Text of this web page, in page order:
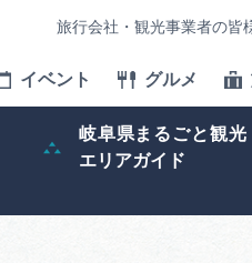
旅行会社・観光事業者の皆
イベント グルメ
岐阜県まるごと観光
エリアガイド